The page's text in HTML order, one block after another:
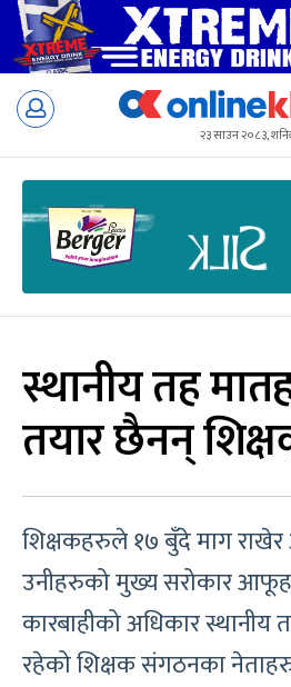
Skip
२३ साउन २०८३,
स्थानीय तह
तयार छैनन्
शिक्षकहरुले १७ बुँदे माग
उनीहरुको मुख्य सरोकार
कारबाहीको अधिकार स्थानीय
रहेको शिक्षक संगठनका